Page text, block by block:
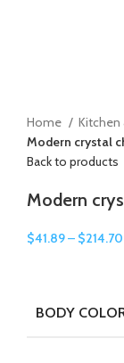
Home
Kitchen
Modern crystal
Back to products
Modern
$41.89– $214.70
BODY